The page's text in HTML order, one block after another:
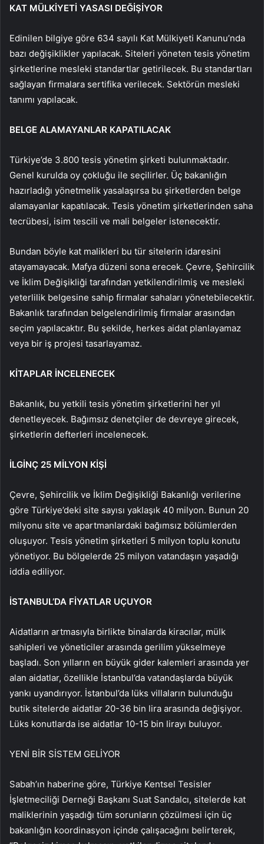
KAT MÜLKİYETİ YASASI DEĞİŞİYOR
Edinilen bilgiye göre 634 sayılı Kat Mülkiyeti Kanunu’nda
bazı değişiklikler yapılacak. Siteleri yöneten tesis yönetim
şirketlerine mesleki standartlar getirilecek. Bu standartları
sağlayan firmalara sertifika verilecek. Sektörün mesleki
tanımı yapılacak.
BELGE ALAMAYANLAR KAPATILACAK
Türkiye’de 3.800 tesis yönetim şirketi bulunmaktadır.
Genel kurulda oy çokluğu ile seçilirler. Üç bakanlığın
hazırladığı yönetmelik yasalaşırsa bu şirketlerden belge
alamayanlar kapatılacak. Tesis yönetim şirketlerinden saha
tecrübesi, isim tescili ve mali belgeler istenecektir.
Bundan böyle kat malikleri bu tür sitelerin idaresini
atayamayacak. Mafya düzeni sona erecek. Çevre, Şehircilik
ve İklim Değişikliği tarafından yetkilendirilmiş ve mesleki
yeterlilik belgesine sahip firmalar sahaları yönetebilecektir.
Bakanlık tarafından belgelendirilmiş firmalar arasından
seçim yapılacaktır. Bu şekilde, herkes aidat planlayamaz
veya bir iş projesi tasarlayamaz.
KİTAPLAR İNCELENECEK
Bakanlık, bu yetkili tesis yönetim şirketlerini her yıl
denetleyecek. Bağımsız denetçiler de devreye girecek,
şirketlerin defterleri incelenecek.
İLGİNÇ 25 MİLYON KİŞİ
Çevre, Şehircilik ve İklim Değişikliği Bakanlığı verilerine
göre Türkiye’deki site sayısı yaklaşık 40 milyon. Bunun 20
milyonu site ve apartmanlardaki bağımsız bölümlerden
oluşuyor. Tesis yönetim şirketleri 5 milyon toplu konutu
yönetiyor. Bu bölgelerde 25 milyon vatandaşın yaşadığı
iddia ediliyor.
İSTANBUL’DA FİYATLAR UÇUYOR
Aidatların artmasıyla birlikte binalarda kiracılar, mülk
sahipleri ve yöneticiler arasında gerilim yükselmeye
başladı. Son yılların en büyük gider kalemleri arasında yer
alan aidatlar, özellikle İstanbul’da vatandaşlarda büyük
yankı uyandırıyor. İstanbul’da lüks villaların bulunduğu
butik sitelerde aidatlar 20-36 bin lira arasında değişiyor.
Lüks konutlarda ise aidatlar 10-15 bin lirayı buluyor.
YENİ BİR SİSTEM GELİYOR
Sabah’ın haberine göre, Türkiye Kentsel Tesisler
İşletmeciliği Derneği Başkanı Suat Sandalcı, sitelerde kat
maliklerinin yaşadığı tüm sorunların çözülmesi için üç
bakanlığın koordinasyon içinde çalışacağını belirterek,